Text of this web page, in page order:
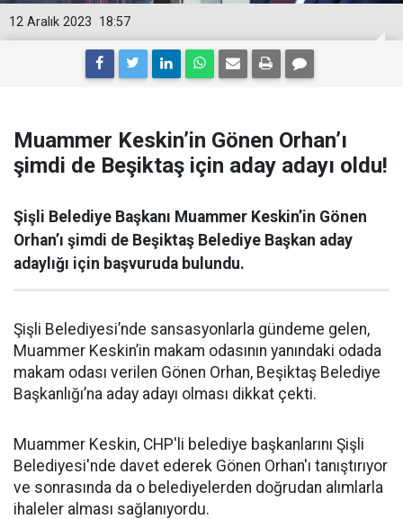
18:57
12 Aralık 2023
Muammer Keskin’in Gönen Orhan’ı
şimdi de Beşiktaş için aday adayı oldu!
Şişli Belediye Başkanı Muammer Keskin’in Gönen
Orhan’ı şimdi de Beşiktaş Belediye Başkan aday
adaylığı için başvuruda bulundu.
Şişli Belediyesi’nde sansasyonlarla gündeme gelen,
Muammer Keskin’in makam odasının yanındaki odada
makam odası verilen Gönen Orhan, Beşiktaş Belediye
Başkanlığı’na aday adayı olması dikkat çekti.
Muammer Keskin, CHP'li belediye başkanlarını Şişli
Belediyesi'nde davet ederek Gönen Orhan'ı tanıştırıyor
ve sonrasında da o belediyelerden doğrudan alımlarla
ihaleler alması sağlanıyordu.